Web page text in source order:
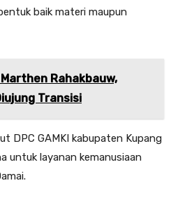
baik materi maupun
Rahakbauw,
Transisi
DPC GAMKI kabupaten Kupang
untuk layanan kemanusiaan